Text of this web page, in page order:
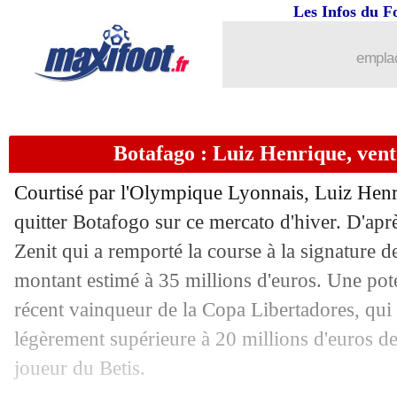
Les Infos du
Botafago : Luiz Henrique,
Courtisé par l'Olympique Lyonnais, Luiz
quitter Botafogo sur ce mercato d'hiver.
Zenit qui a remporté la course à la signature
montant estimé à 35 millions d'euros. Une
récent vainqueur de la Copa Libertadores,
légèrement supérieure à 20 millions d'euros
joueur du Betis.
19/01 L1: St Etienne 1-1 Nantes (fini)
19/01 L1: Angers-Auxerre, les compos
19/01 VIDEO: Iliman Ndiaye droit au but !
19/01 Chelsea : Maresca déteste le mercato
19/01 Man Utd: un prêt souhaité pour
19/01 Man City: Guardiola évoque le